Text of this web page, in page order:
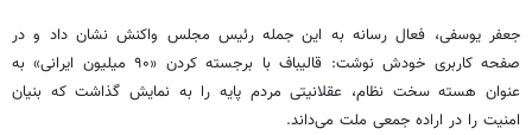
جعفر یوسفی، فعال رسانه به این جمله رئیس مجلس واکنش نشان داد و در
صفحه کاربری خودش نوشت: قالیباف با برجسته کردن «۹۰ میلیون ایرانی» به
عنوان هسته سخت نظام، عقلانیتی مردم پایه را به نمایش گذاشت که بنیان
امنیت را در اراده جمعی ملت می‌داند.